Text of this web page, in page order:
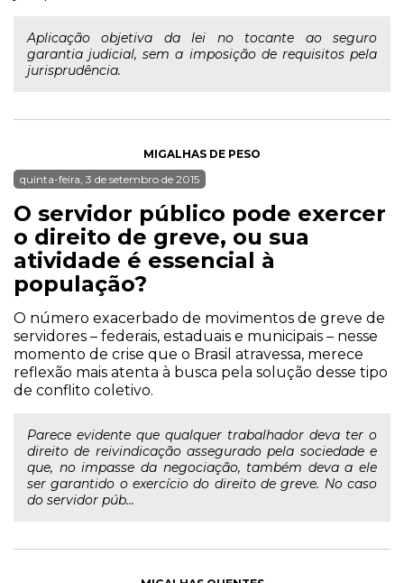
Aplicação objetiva da lei no tocante ao seguro
garantia judicial, sem a imposição de requisitos pela
jurisprudência.
MIGALHAS DE PESO
quinta-feira, 3 de setembro de 2015
O servidor público pode exercer
o direito de greve, ou sua
atividade é essencial à
população?
O número exacerbado de movimentos de greve de
servidores – federais, estaduais e municipais – nesse
momento de crise que o Brasil atravessa, merece
reflexão mais atenta à busca pela solução desse tipo
de conflito coletivo.
Parece evidente que qualquer trabalhador deva ter o
direito de reivindicação assegurado pela sociedade e
que, no impasse da negociação, também deva a ele
ser garantido o exercício do direito de greve. No caso
do servidor púb...